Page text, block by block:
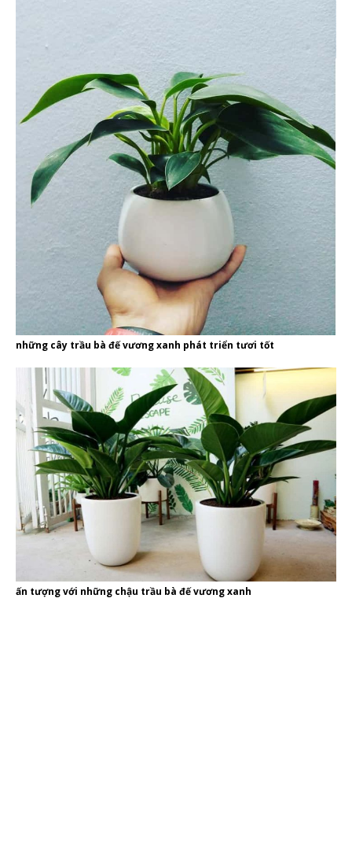
những cây trầu bà đế vương xanh phát triển tươi tốt
ấn tượng với những chậu trầu bà đế vương xanh